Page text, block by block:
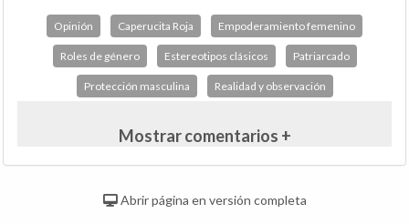
Opinión Caperucita Roja Empoderamiento femenino
Roles de género Estereotipos clásicos Patriarcado
Protección masculina Realidad y observación
Mostrar comentarios +
Abrir página en versión completa